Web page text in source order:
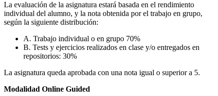
La evaluación de la asignatura estará basada en el rendimiento
individual del alumno, y la nota obtenida por el trabajo en grupo,
según la siguiente distribución:
A. Trabajo individual o en grupo 70%
B. Tests y ejercicios realizados en clase y/o entregados en
repositorios: 30%
La asignatura queda aprobada con una nota igual o superior a 5.
Modalidad Online Guided